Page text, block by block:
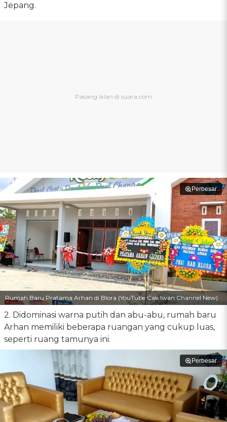
Jepang.
Perbesar
Rumah Baru Pratama Arhan di Blora (YouTube Cak Iwan Channel New)
2. Didominasi warna putih dan abu-abu, rumah baru
Arhan memiliki beberapa ruangan yang cukup luas,
seperti ruang tamunya ini.
Perbesar